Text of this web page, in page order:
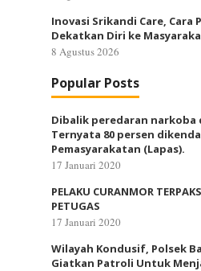
Inovasi Srikandi Care, Cara
Dekatkan Diri ke
8 Agustus 2026
Popular Posts
Dibalik peredaran narkoba
Ternyata 80 persen
Pemasyarakatan (Lapas).
17 Januari 2020
PELAKU CURANMOR
PETUGAS
17 Januari 2020
Wilayah Kondusif, Polsek
Giatkan Patroli Untuk